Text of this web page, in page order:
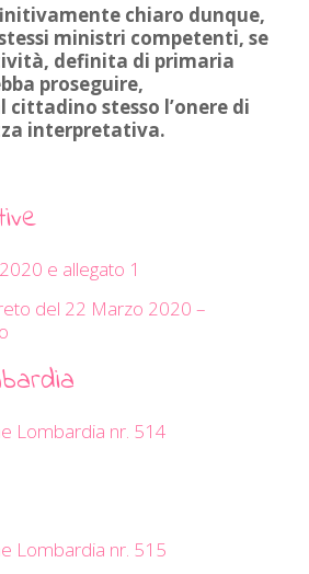
chiaro dunque,
ministri competenti, se
definita di primaria
proseguire,
cittadino stesso l’onere di
interpretativa.
e allegato 1
del 22 Marzo 2020 –
Lombardia nr. 514
Lombardia nr. 515